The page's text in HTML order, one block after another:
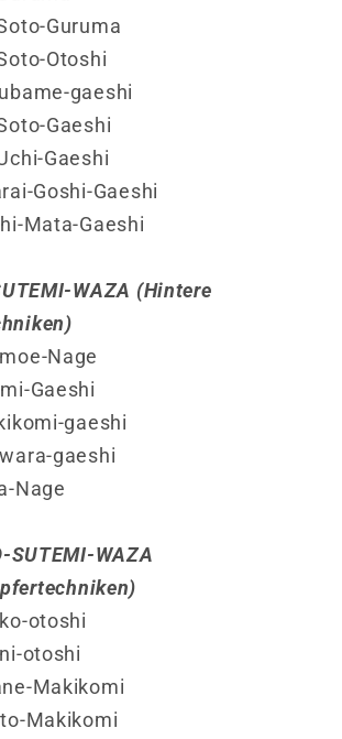
Guruma
Otoshi
gaeshi
Gaeshi
Gaeshi
Goshi-Gaeshi
Mata-Gaeshi
WAZA (Hintere
Nage
Gaeshi
gaeshi
gaeshi
Nage
SUTEMI-WAZA
otoshi
otoshi
Makikomi
Makikomi